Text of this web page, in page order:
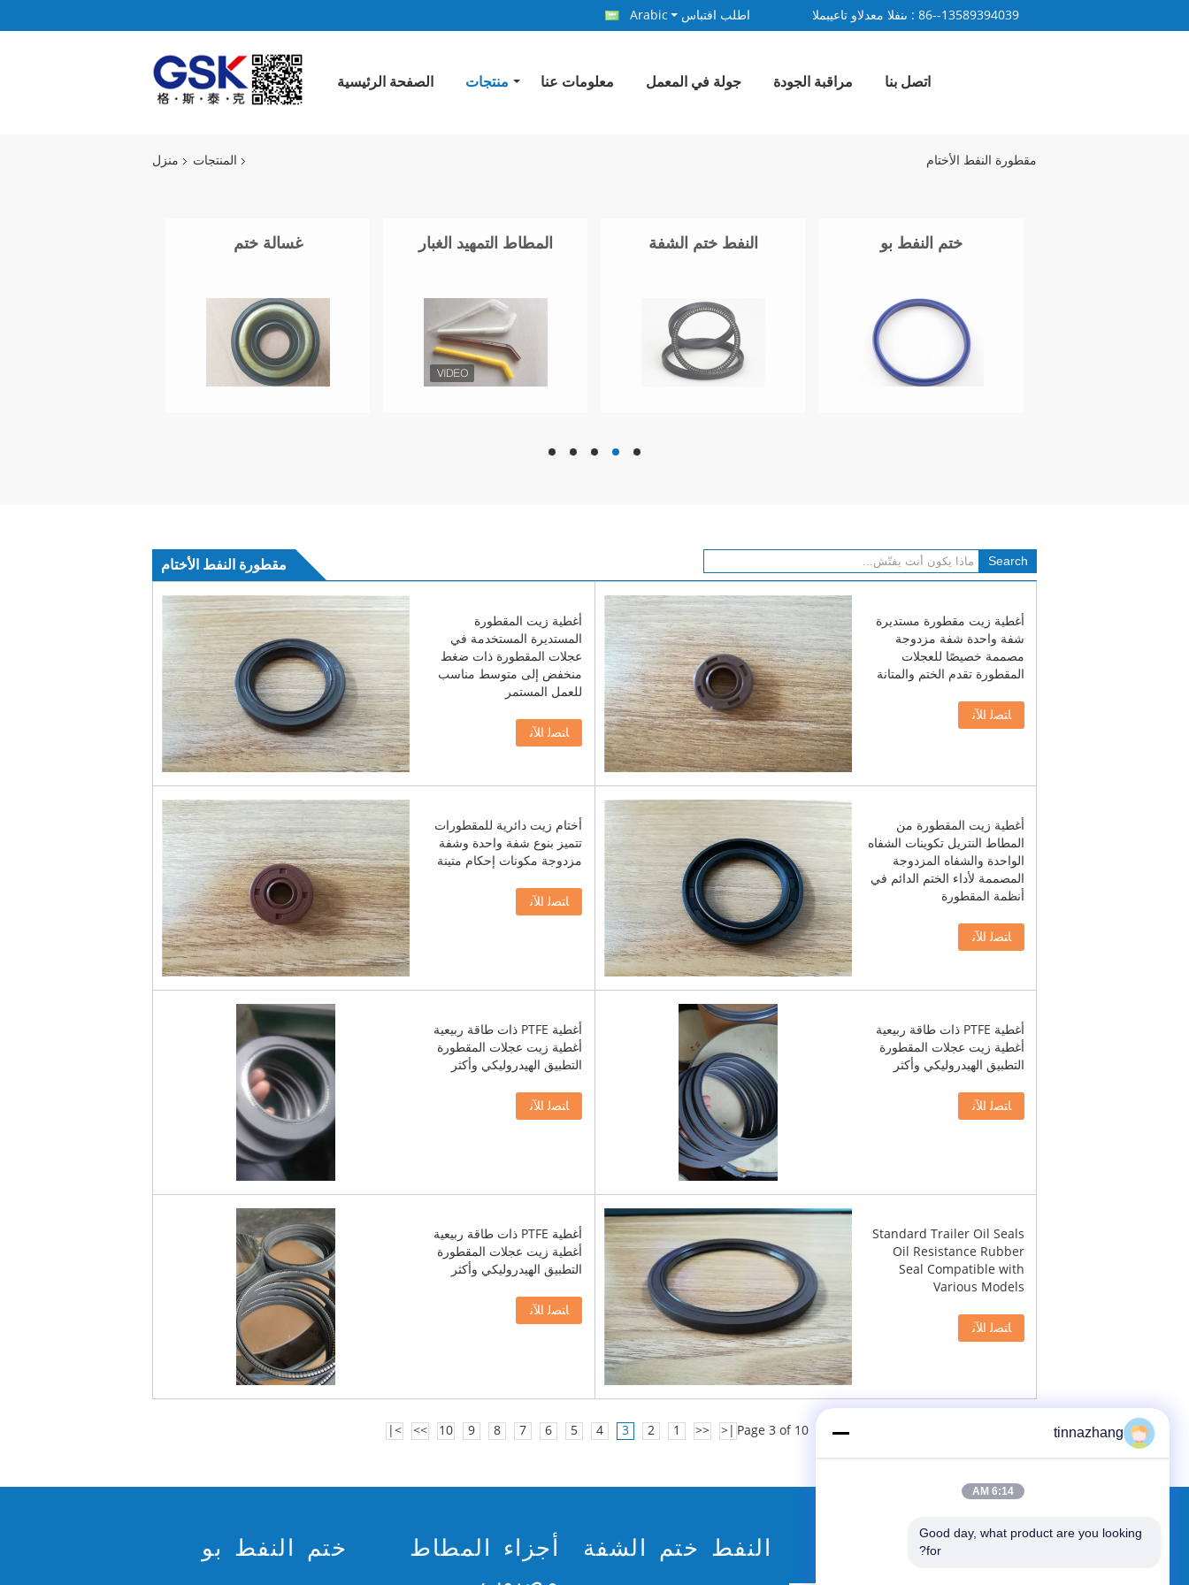
المبيعات والدعم الفنى : 86--13589394039 اطلب اقتباس Arabic
الصفحة الرئيسية منتجات معلومات عنا جولة في المعمل مراقبة الجودة اتصل بنا
منزل المنتجات مقطورة النفط الأختام
ختم النفط بو النفط ختم الشفة المطاط التمهيد الغبار غسالة ختم
hd
hd
hd
hd
hd
مقطورة النفط الأختام
أغطية زيت المقطورة
المستديرة المستخدمة في
عجلات المقطورة ذات ضغط
منخفض إلى متوسط مناسب
للعمل المستمر
ﺎﺘﺼﻟ ﺍﻶﻧ
أغطية زيت مقطورة مستديرة
شفة واحدة شفة مزدوجة
مصممة خصيصًا للعجلات
المقطورة تقدم الختم والمتانة
ﺎﺘﺼﻟ ﺍﻶﻧ
أختام زيت دائرية للمقطورات
تتميز بنوع شفة واحدة وشفة
مزدوجة مكونات إحكام متينة
ﺎﺘﺼﻟ ﺍﻶﻧ
أغطية زيت المقطورة من
المطاط النتريل تكوينات الشفاه
الواحدة والشفاه المزدوجة
المصممة لأداء الختم الدائم في
أنظمة المقطورة
ﺎﺘﺼﻟ ﺍﻶﻧ
أغطية PTFE ذات طاقة ربيعية
أغطية زيت عجلات المقطورة
التطبيق الهيدروليكي وأكثر
ﺎﺘﺼﻟ ﺍﻶﻧ
أغطية PTFE ذات طاقة ربيعية
أغطية زيت عجلات المقطورة
التطبيق الهيدروليكي وأكثر
ﺎﺘﺼﻟ ﺍﻶﻧ
أغطية PTFE ذات طاقة ربيعية
أغطية زيت عجلات المقطورة
التطبيق الهيدروليكي وأكثر
ﺎﺘﺼﻟ ﺍﻶﻧ
Standard Trailer Oil Seals
Oil Resistance Rubber
Seal Compatible with
Various Models
ﺎﺘﺼﻟ ﺍﻶﻧ
Page 3 of 10
|<
<<
1
2
3
4
5
6
7
8
9
10
>>
>|
ختم النفط بو
أجزاء المطاط
النفط ختم الشفة طلب اقتباس
tinnazhang
6:14 AM
Good day, what product are you looking
for?